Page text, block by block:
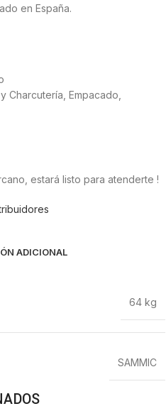
en España.
Charcutería Empacado
estará listo para atenderte !
ADICIONAL
64 kg
SAMMIC